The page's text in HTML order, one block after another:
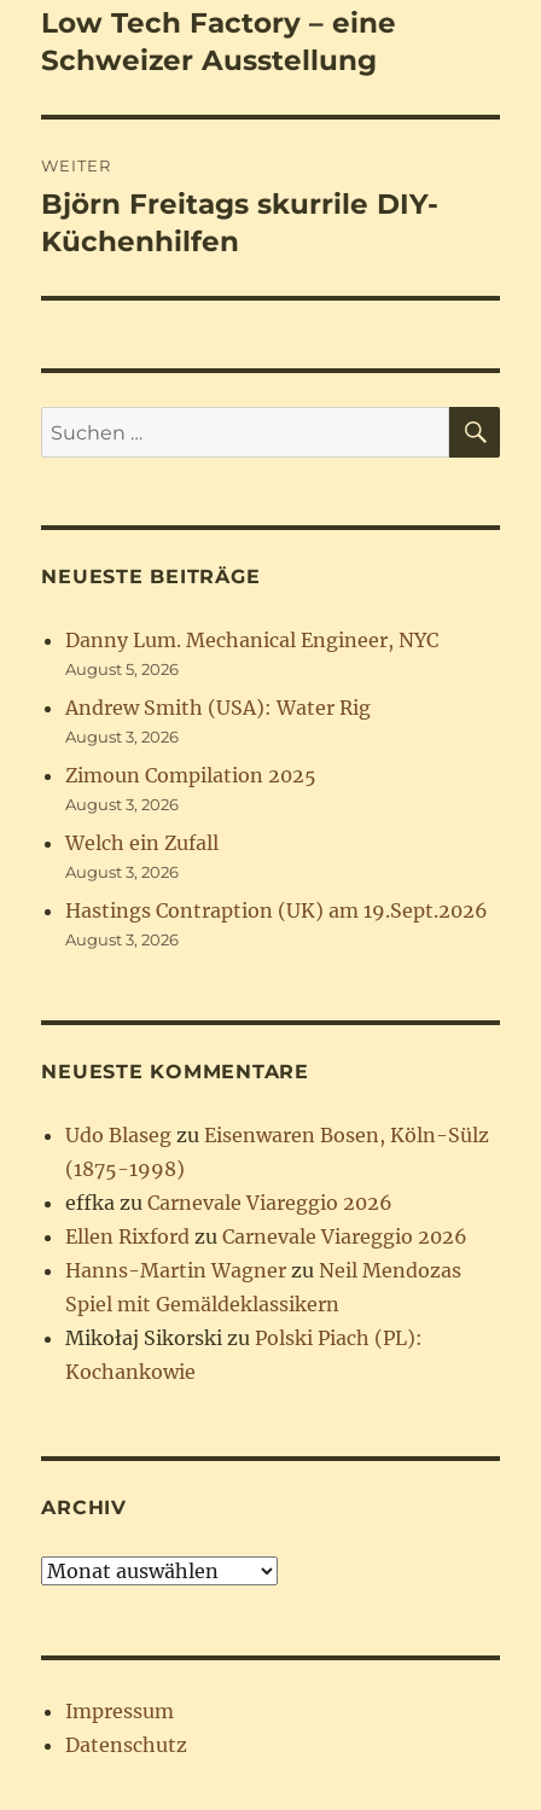
Vorheriger
Beitrag:
Low Tech Factory – eine
Schweizer Ausstellung
WEITER
Nächster
Beitrag:
Björn Freitags skurrile DIY-
Küchenhilfen
Suchen
nach:
NEUESTE BEITRÄGE
Danny Lum. Mechanical Engineer, NYC
August 5, 2026
Andrew Smith (USA): Water Rig
August 3, 2026
Zimoun Compilation 2025
August 3, 2026
Welch ein Zufall
August 3, 2026
Hastings Contraption (UK) am 19.Sept.2026
August 3, 2026
NEUESTE KOMMENTARE
Udo Blaseg zuEisenwaren Bosen, Köln-Sülz
(1875-1998)
effka zuCarnevale Viareggio 2026
Ellen Rixford zuCarnevale Viareggio 2026
Hanns-Martin Wagner zuNeil Mendozas
Spiel mit Gemäldeklassikern
Mikołaj Sikorski zuPolski Piach (PL):
Kochankowie
ARCHIV
Archiv
Impressum
Datenschutz